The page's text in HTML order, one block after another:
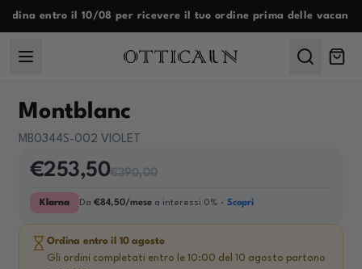
Skip to content
entro il 10/08 per ricevere il tuo ordine prima delle
Menu
Ordina entro il 10 agosto
Gli ordini completati entro le 10:00 del 10 agosto partono
Montblanc
MB0344S-002 VIOLET
€253,50€390,00
Klarna Da €84,50/mese a interessi 0% · Scopri